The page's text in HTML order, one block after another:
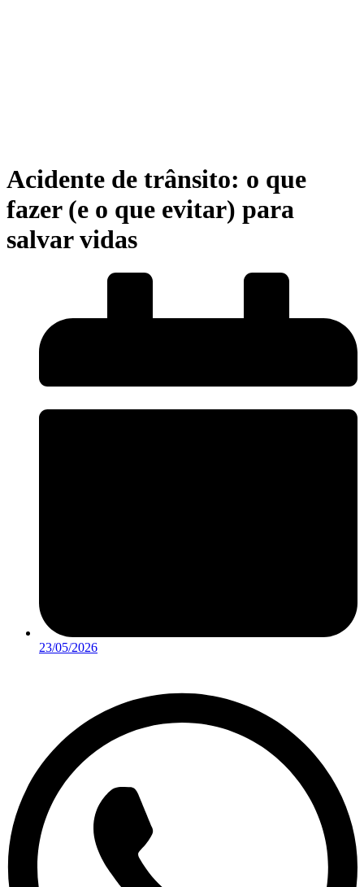
Acidente de trânsito: o que
fazer (e o que evitar) para
salvar vidas
23/05/2026